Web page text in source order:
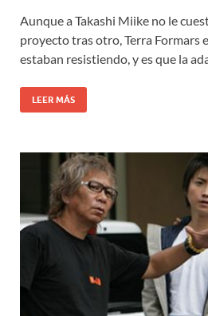
Aunque a Takashi Miike no le
proyecto tras otro, Terra Formars
estaban resistiendo, y es que la
LEER MÁS